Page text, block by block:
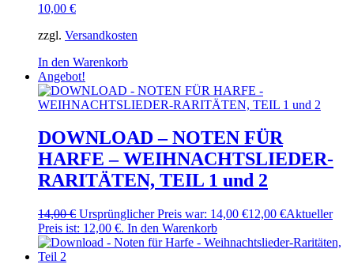
10,00 €
zzgl. Versandkosten
In den Warenkorb
Angebot!
DOWNLOAD – NOTEN FÜR
HARFE – WEIHNACHTSLIEDER-
RARITÄTEN, TEIL 1 und 2
14,00€ Ursprünglicher Preis war: 14,00 €12,00 €Aktueller
Preis ist: 12,00 €. In den Warenkorb